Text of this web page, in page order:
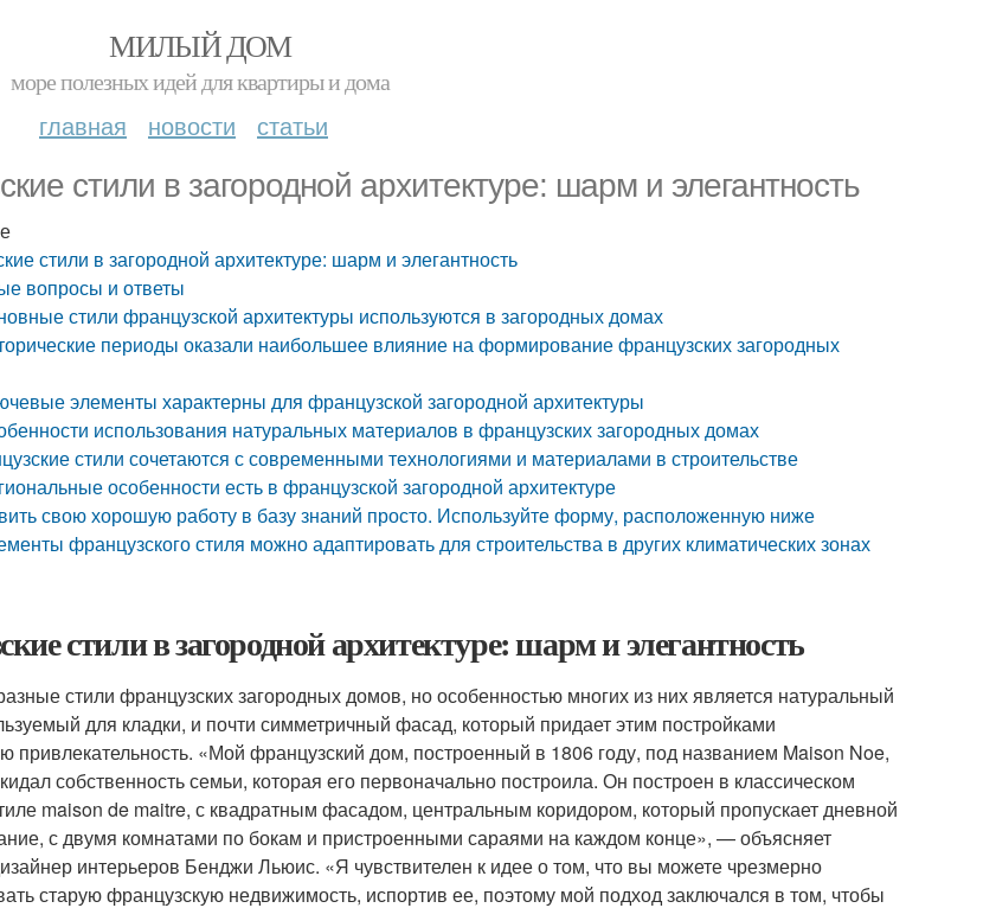
МИЛЫЙ ДОМ
море полезных идей для квартиры и дома
главная новости статьи
стили в загородной архитектуре: шарм и элегантность
стили в загородной архитектуре: шарм и элегантность
вопросы и ответы
стили французской архитектуры используются в загородных домах
периоды оказали наибольшее влияние на формирование французских загородных
элементы характерны для французской загородной архитектуры
использования натуральных материалов в французских загородных домах
стили сочетаются с современными технологиями и материалами в строительстве
особенности есть в французской загородной архитектуре
свою хорошую работу в базу знаний просто. Используйте форму, расположенную ниже
французского стиля можно адаптировать для строительства в других климатических зонах
стили в загородной архитектуре: шарм и элегантность
стили французских загородных домов, но особенностью многих из них является натуральный
для кладки, и почти симметричный фасад, который придает этим постройками
привлекательность. «Мой французский дом, построенный в 1806 году, под названием Maison Noe,
собственность семьи, которая его первоначально построила. Он построен в классическом
maison de maitre, с квадратным фасадом, центральным коридором, который пропускает дневной
с двумя комнатами по бокам и пристроенными сараями на каждом конце», — объясняет
интерьеров Бенджи Льюис. «Я чувствителен к идее о том, что вы можете чрезмерно
старую французскую недвижимость, испортив ее, поэтому мой подход заключался в том, чтобы